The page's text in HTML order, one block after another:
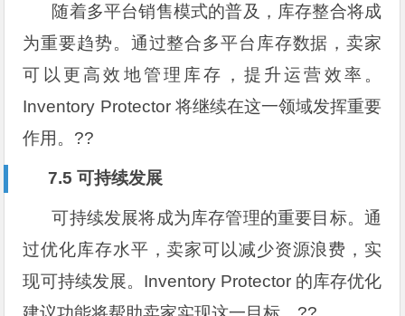
随着多平台销售模式的普及，库存整合将成
为重要趋势。通过整合多平台库存数据，卖家
可以更高效地管理库存，提升运营效率。
Inventory Protector 将继续在这一领域发挥重要
作用。??
7.5 可持续发展
可持续发展将成为库存管理的重要目标。通
过优化库存水平，卖家可以减少资源浪费，实
现可持续发展。Inventory Protector 的库存优化